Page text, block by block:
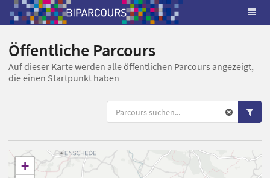
Öffentliche Parcours
Auf dieser Karte werden alle öffentlichen Parcours angezeigt,
die einen Startpunkt haben
+